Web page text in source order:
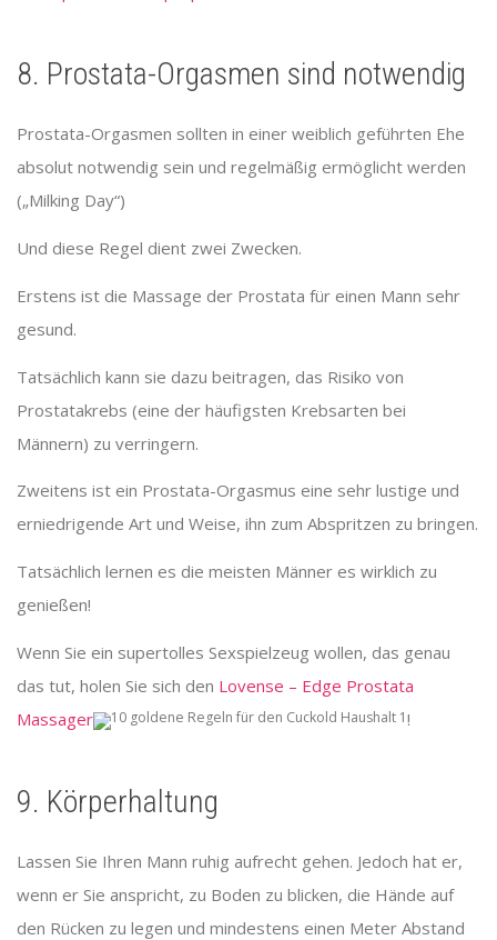
8. Prostata-Orgasmen sind notwendig
Prostata-Orgasmen sollten in einer weiblich geführten Ehe
absolut notwendig sein und regelmäßig ermöglicht werden
(„Milking Day“)
Und diese Regel dient zwei Zwecken.
Erstens ist die Massage der Prostata für einen Mann sehr
gesund.
Tatsächlich kann sie dazu beitragen, das Risiko von
Prostatakrebs (eine der häufigsten Krebsarten bei
Männern) zu verringern.
Zweitens ist ein Prostata-Orgasmus eine sehr lustige und
erniedrigende Art und Weise, ihn zum Abspritzen zu bringen.
Tatsächlich lernen es die meisten Männer es wirklich zu
genießen!
Wenn Sie ein supertolles Sexspielzeug wollen, das genau
das tut, holen Sie sich den Lovense – Edge Prostata
Massager
!
9. Körperhaltung
Lassen Sie Ihren Mann ruhig aufrecht gehen. Jedoch hat er,
wenn er Sie anspricht, zu Boden zu blicken, die Hände auf
den Rücken zu legen und mindestens einen Meter Abstand